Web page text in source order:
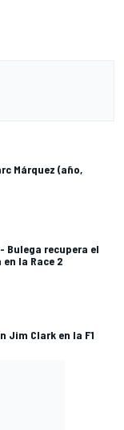
Márquez (año,
Bulega recupera el
la Race 2
Jim Clark en la F1